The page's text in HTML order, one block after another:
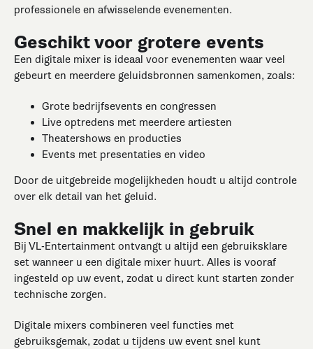
professionele en afwisselende evenementen.
Geschikt voor grotere events
Een digitale mixer is ideaal voor evenementen waar veel
gebeurt en meerdere geluidsbronnen samenkomen, zoals:
Grote bedrijfsevents en congressen
Live optredens met meerdere artiesten
Theatershows en producties
Events met presentaties en video
Door de uitgebreide mogelijkheden houdt u altijd controle
over elk detail van het geluid.
Snel en makkelijk in gebruik
Bij VL-Entertainment ontvangt u altijd een gebruiksklare
set wanneer u een digitale mixer huurt. Alles is vooraf
ingesteld op uw event, zodat u direct kunt starten zonder
technische zorgen.
Digitale mixers combineren veel functies met
gebruiksgemak, zodat u tijdens uw event snel kunt